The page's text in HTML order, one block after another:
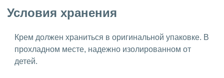
Условия хранения
Крем должен храниться в оригинальной упаковке. В
прохладном месте, надежно изолированном от
детей.